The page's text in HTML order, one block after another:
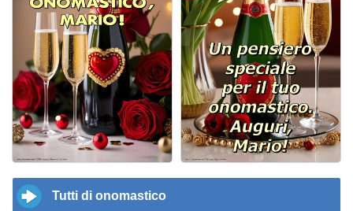
Tutti di onomastico